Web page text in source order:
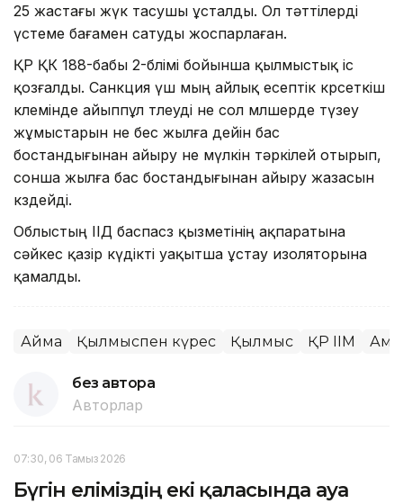
25 жастағы жүк тасушы ұсталды. Ол тәттілерді
үстеме бағамен сатуды жоспарлаған.
ҚР ҚК 188-бабы 2-бөлімі бойынша қылмыстық іс
қозғалды. Санкция үш мың айлық есептік көрсеткіш
көлемінде айыппұл төлеуді не сол мөлшерде түзеу
жұмыстарын не бес жылға дейін бас
бостандығынан айыру не мүлкін тәркілей отырып,
сонша жылға бас бостандығынан айыру жазасын
көздейді.
Облыстың ІІД баспасөз қызметінің ақпаратына
сәйкес қазір күдікті уақытша ұстау изоляторына
қамалды.
Аймақ Қылмыспен күрес Қылмыс ҚР ІІМ
без автора
Авторлар
07:30, 06 Тамыз 2026
Бүгін еліміздің екі қаласында ауа